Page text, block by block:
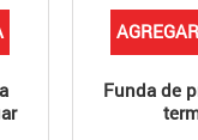
Funda de